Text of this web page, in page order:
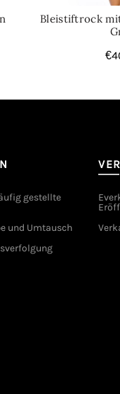
Bleistiftrock
€
gestellte
und Umtausch